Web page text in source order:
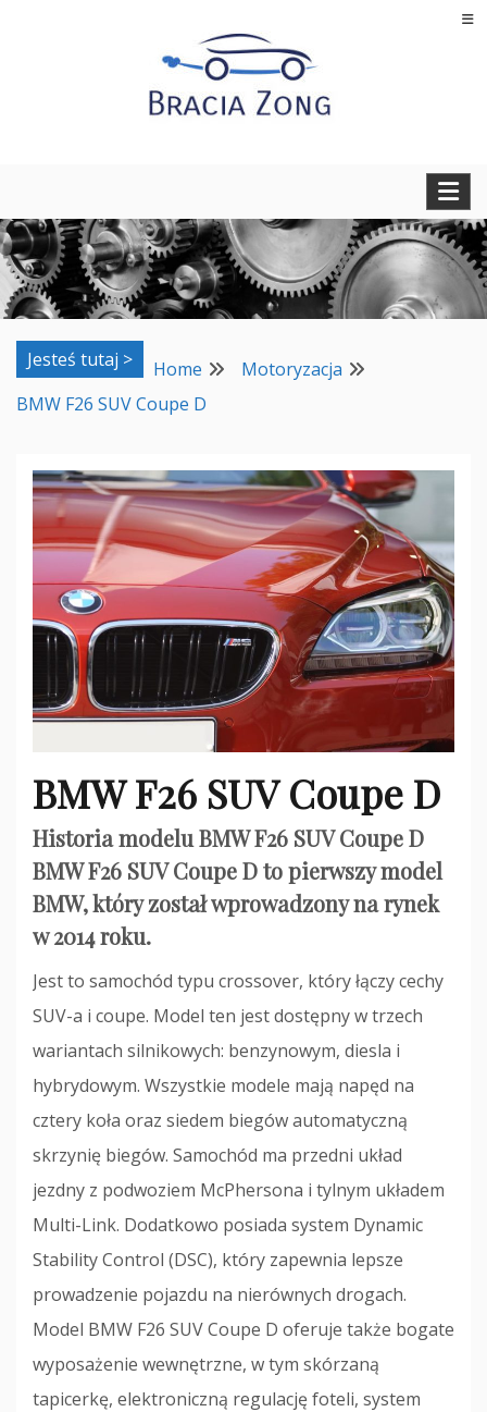
Jesteś tutaj > Home
Motoryzacja
BMW F26 SUV Coupe D
BMW F26 SUV Coupe D
Historia modelu BMW F26 SUV Coupe D
BMW F26 SUV Coupe D to pierwszy model
BMW, który został wprowadzony na rynek
w 2014 roku.
Jest to samochód typu crossover, który łączy cechy
SUV-a i coupe. Model ten jest dostępny w trzech
wariantach silnikowych: benzynowym, diesla i
hybrydowym. Wszystkie modele mają napęd na
cztery koła oraz siedem biegów automatyczną
skrzynię biegów. Samochód ma przedni układ
jezdny z podwoziem McPhersona i tylnym układem
Multi-Link. Dodatkowo posiada system Dynamic
Stability Control (DSC), który zapewnia lepsze
prowadzenie pojazdu na nierównych drogach.
Model BMW F26 SUV Coupe D oferuje także bogate
wyposażenie wewnętrzne, w tym skórzaną
tapicerkę, elektroniczną regulację foteli, system